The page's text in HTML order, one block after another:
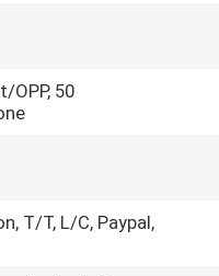
OPP, 50
T/T, L/C, Paypal,